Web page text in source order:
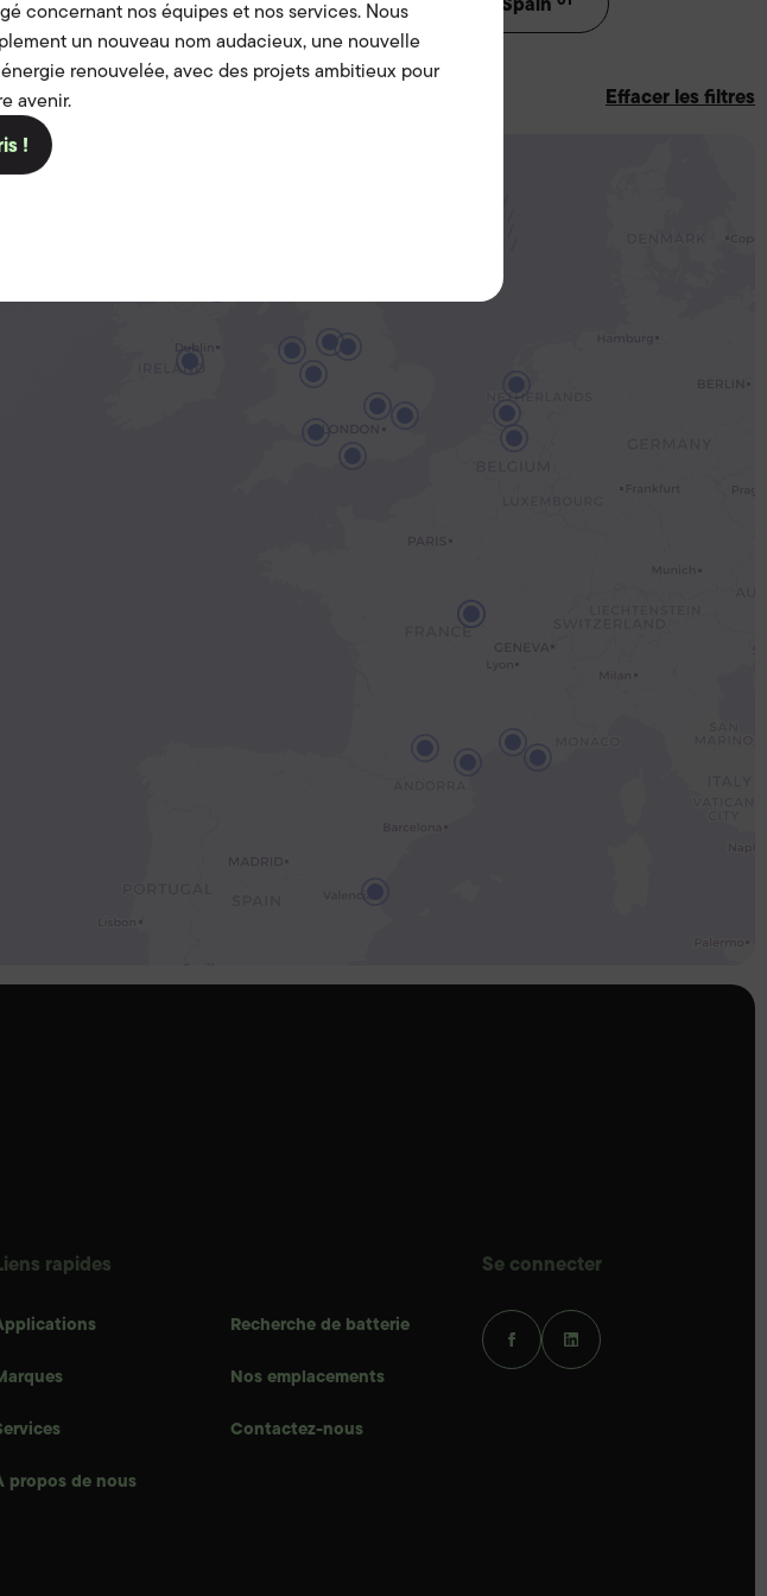
concernant nos équipes et nos services. Nous
un nouveau nom audacieux, une nouvelle
renouvelée, avec des projets ambitieux pour
avenir.
!
Effacer les filtres
rapides
propos de nous
Recherche de batterie
Nos emplacements
Contactez-nous
Se connecter